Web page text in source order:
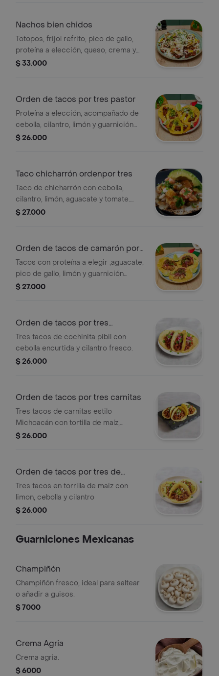
Nachos bien chidos
Totopos, frijol refrito, pico de gallo,
proteína a elección, queso, crema y
guacamole.
$ 33.000
Orden de tacos por tres pastor
Proteína a elección, acompañado de
cebolla, cilantro, limón y guarnición
adicional a elegir.
$ 26.000
Taco chicharrón ordenpor tres
Taco de chicharrón con cebolla,
cilantro, limón, aguacate y tomate.
Orden por tres.
$ 27.000
Orden de tacos de camarón por
tres
Tacos con proteína a elegir ,aguacate,
pico de gallo, limón y guarnición
adicional a elegir.
$ 27.000
Orden de tacos por tres
cochinita
Tres tacos de cochinita pibil con
cebolla encurtida y cilantro fresco.
$ 26.000
Orden de tacos por tres carnitas
Tres tacos de carnitas estilo
Michoacán con tortilla de maíz,
cebolla y cilantro.
$ 26.000
Orden de tacos por tres de
suadero
Tres tacos en torrilla de maiz con
limon, cebolla y cilantro
$ 26.000
Guarniciones Mexicanas
Champiñón
Champiñón fresco, ideal para saltear
o añadir a guisos.
$ 7000
Crema Agria
Crema agria.
$ 6000